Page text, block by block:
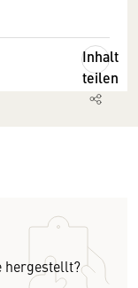
Inhalt
teilen
hergestellt?